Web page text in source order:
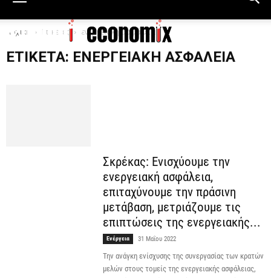
Αρχική Ετικέτες ενεργειακή ασφάλεια
ΕΤΙΚΈΤΑ: ΕΝΕΡΓΕΙΑΚΉ ΑΣΦΆΛΕΙΑ
Σκρέκας: Ενισχύουμε την
ενεργειακή ασφάλεια,
επιταχύνουμε την πράσινη
μετάβαση, μετριάζουμε τις
επιπτώσεις της ενεργειακής...
Ενέργεια 31 Μαΐου 2022
Την ανάγκη ενίσχυσης της συνεργασίας των κρατών
μελών στους τομείς της ενεργειακής ασφάλειας,